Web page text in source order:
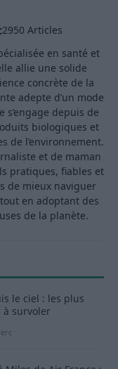
2950 Articles
en santé et
allie une solide
concrète de la
adepte d’un mode
depuis de
biologiques et
de l’environnement.
et de maman
pratiques, fiables et
de mieux naviguer
en adoptant des
de la planète.
le ciel : les plus
à survoler